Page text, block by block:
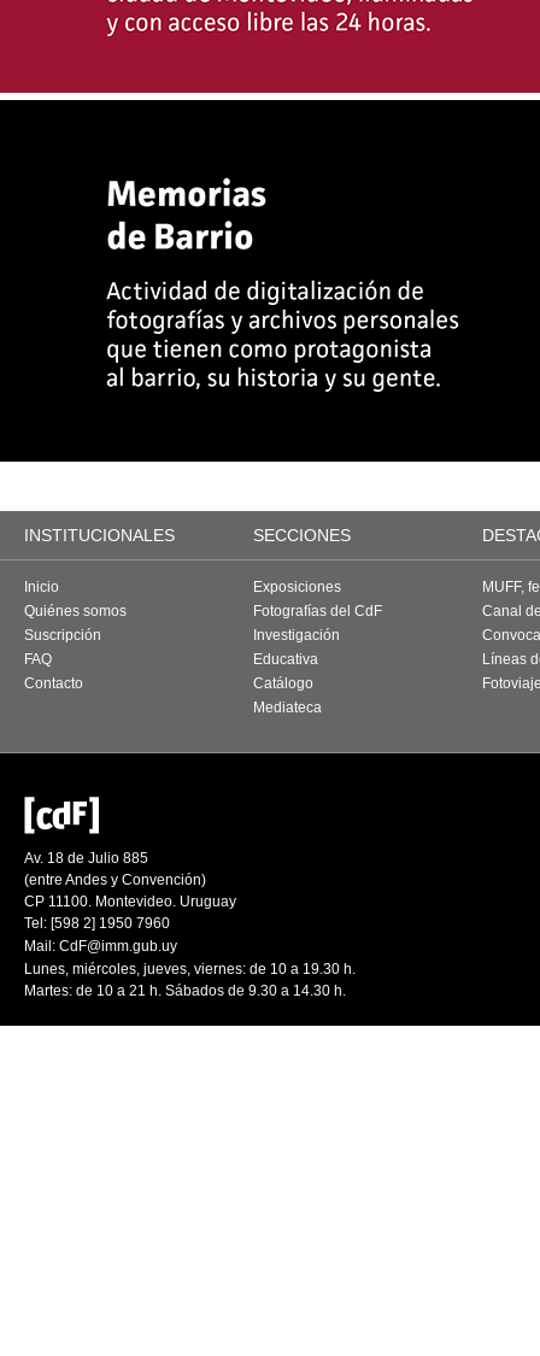
INSTITUCIONALES SECCIONES
Inicio
Quiénes somos
Suscripción
FAQ
Contacto
Exposiciones
Fotografías del CdF
Investigación
Educativa
Catálogo
Mediateca
MUFF,
Canal
Líneas
Av. 18 de Julio 885
(entre Andes y Convención)
CP 11100. Montevideo. Uruguay
Tel: [598 2] 1950 7960
Mail: CdF@imm.gub.uy
Lunes, miércoles, jueves, viernes: de 10 a 19.30 h.
Martes: de 10 a 21 h. Sábados de 9.30 a 14.30 h.